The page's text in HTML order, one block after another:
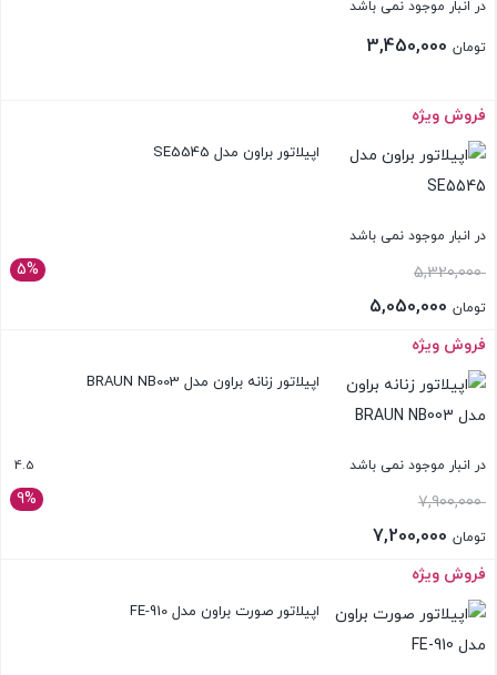
در انبار موجود نمی باشد
تومان
بستن
فروش ویژه
اپیلاتور براون مدل SE5545
در انبار موجود نمی باشد
5% 5,320,000
قیمت
اصلی:
تومان
قیمت
فعلی:
تومان 5,050,000.
بستن
فروش ویژه
اپیلاتور زنانه ‬براون مدل BRAUN NB003
در انبار موجود نمی باشد 4.5
9% 7,900,000
قیمت
اصلی:
تومان
قیمت
فعلی:
تومان 7,200,000.
بستن
فروش ویژه
اپیلاتور صورت براون مدل FE-910